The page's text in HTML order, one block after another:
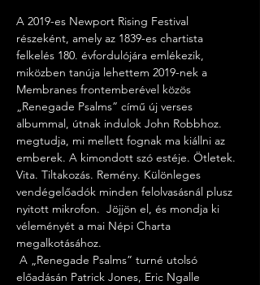
A 2019-es Newport Rising Festival
részeként, amely az 1839-es chartista
felkelés 180. évfordulójára emlékezik,
miközben tanúja lehettem 2019-nek a
Membranes frontemberével közös
„Renegade Psalms” című új verses
albummal, útnak indulok John Robbhoz.
megtudja, mi mellett fognak ma kiállni az
emberek. A kimondott szó estéje. Ötletek.
Vita. Tiltakozás. Remény. Különleges
vendégelőadók minden felolvasásnál plusz
nyitott mikrofon.  Jöjjön el, és mondja ki
véleményét a mai Népi Charta
megalkotásához.
előadásán Patrick Jones, Eric Ngalle